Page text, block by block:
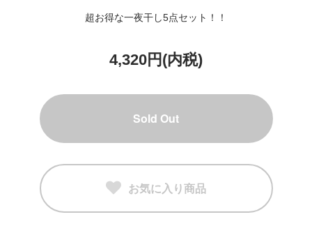
超お得な一夜干し5点セット！！
4,320円(内税)
Sold Out
お気に入り商品